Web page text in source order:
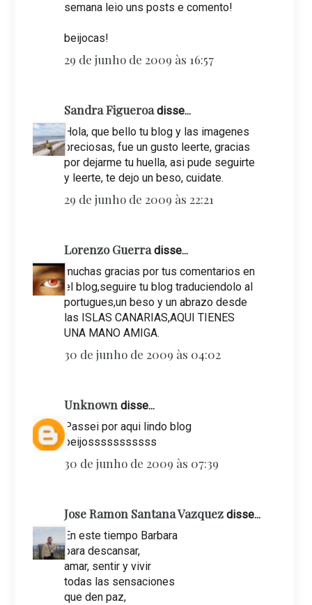
semana leio uns posts e comento!
beijocas!
29 de junho de 2009 às 16:57
Sandra Figueroadisse...
Hola, que bello tu blog y las imagenes
preciosas, fue un gusto leerte, gracias
por dejarme tu huella, asi pude seguirte
y leerte, te dejo un beso, cuidate.
29 de junho de 2009 às 22:21
Lorenzo Guerradisse...
muchas gracias por tus comentarios en
el blog,seguire tu blog traduciendolo al
portugues,un beso y un abrazo desde
las ISLAS CANARIAS,AQUI TIENES
UNA MANO AMIGA.
30 de junho de 2009 às 04:02
Unknowndisse...
Passei por aqui lindo blog
beijosssssssssss
30 de junho de 2009 às 07:39
Jose Ramon Santana Vazquezdisse...
En este tiempo Barbara
para descansar,
amar, sentir y vivir
todas las sensaciones
que den paz,